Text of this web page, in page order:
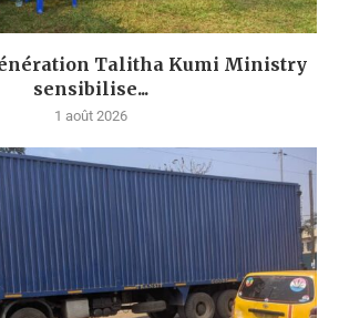
Talitha Kumi Ministry
sensibilise...
1 août 2026